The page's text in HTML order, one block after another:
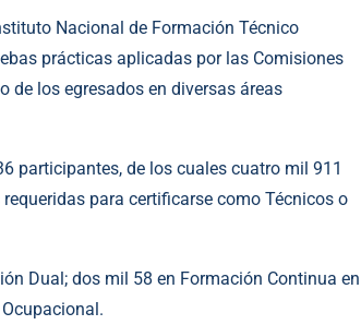
Nacional de Formación Técnico
prácticas aplicadas por las Comisiones
de los egresados en diversas áreas
participantes, de los cuales cuatro mil 911
para certificarse como Técnicos o
Dual; dos mil 58 en Formación Continua en